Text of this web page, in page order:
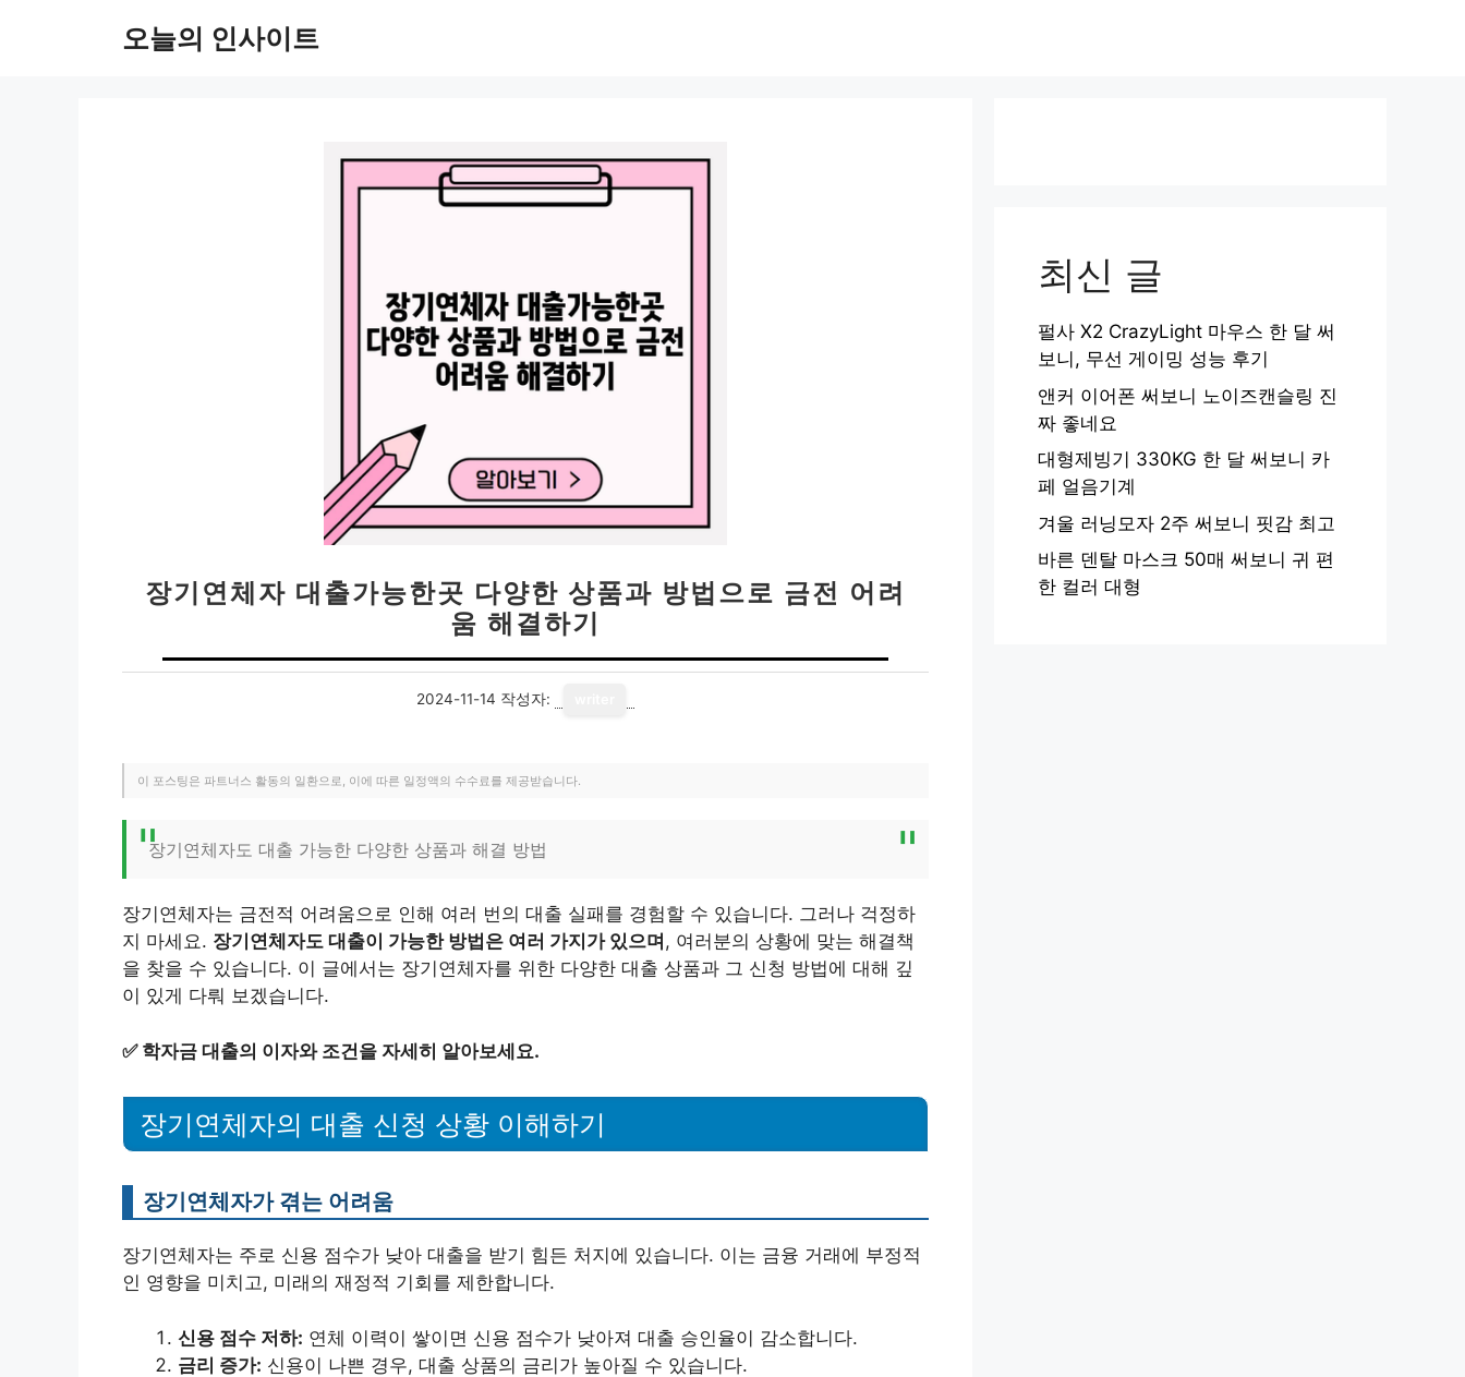
오늘의 인사이트
장기연체자 대출가능한곳 다양한 상품과 방법으로 금전 어려
움 해결하기
2024-11-14 작성자:
이 포스팅은 파트너스 활동의 일환으로, 이에 따른 일정액의 수수료를 제공받습니다.
장기연체자도 대출 가능한 다양한 상품과 해결 방법
장기연체자는 금전적 어려움으로 인해 여러 번의 대출 실패를 경험할 수 있습니다. 그러나 걱정하
지 마세요. 장기연체자도 대출이 가능한 방법은 여러 가지가 있으며 , 여러분의 상황에 맞는 해결책
을 찾을 수 있습니다. 이 글에서는 장기연체자를 위한 다양한 대출 상품과 그 신청 방법에 대해 깊
이 있게 다뤄 보겠습니다.
✅ 학자금 대출의 이자와 조건을 자세히 알아보세요.
장기연체자의 대출 신청 상황 이해하기
장기연체자가 겪는 어려움
장기연체자는 주로 신용 점수가 낮아 대출을 받기 힘든 처지에 있습니다. 이는 금융 거래에 부정적
인 영향을 미치고, 미래의 재정적 기회를 제한합니다.
신용 점수 저하: 연체 이력이 쌓이면 신용 점수가 낮아져 대출 승인율이 감소합니다.
금리 증가: 신용이 나쁜 경우, 대출 상품의 금리가 높아질 수 있습니다.
최신 글
펄사 X2 CrazyLight 마우스 한 달 써
보니, 무선 게이밍 성능 후기
앤커 이어폰 써보니 노이즈캔슬링 진
짜 좋네요
대형제빙기 330KG 한 달 써보니 카
페 얼음기계
겨울 러닝모자 2주 써보니 핏감 최고
바른 덴탈 마스크 50매 써보니 귀 편
한 컬러 대형